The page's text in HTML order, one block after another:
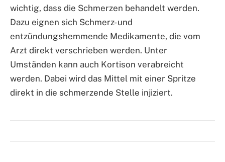
wichtig, dass die Schmerzen behandelt werden.
Dazu eignen sich Schmerz- und
entzündungshemmende Medikamente, die vom
Arzt direkt verschrieben werden. Unter
Umständen kann auch Kortison verabreicht
werden. Dabei wird das Mittel mit einer Spritze
direkt in die schmerzende Stelle injiziert.